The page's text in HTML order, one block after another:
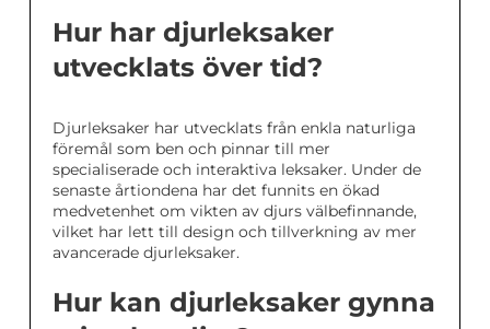
Hur har djurleksaker
utvecklats över tid?
Djurleksaker har utvecklats från enkla naturliga
föremål som ben och pinnar till mer
specialiserade och interaktiva leksaker. Under de
senaste årtiondena har det funnits en ökad
medvetenhet om vikten av djurs välbefinnande,
vilket har lett till design och tillverkning av mer
avancerade djurleksaker.
Hur kan djurleksaker gynna